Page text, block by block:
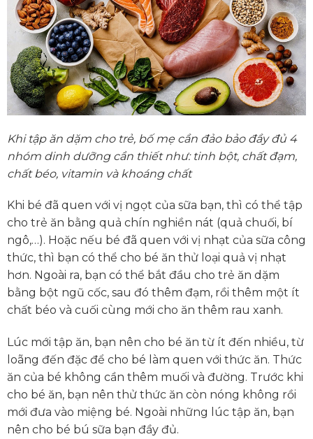
Khi tập ăn dặm cho trẻ, bố mẹ cần đảo bảo đầy đủ 4
nhóm dinh dưỡng cần thiết như: tinh bột, chất đạm,
chất béo, vitamin và khoáng chất
Khi bé đã quen với vị ngọt của sữa bạn, thì có thể tập
cho trẻ ăn bằng quả chín nghiền nát (quả chuối, bí
ngô,…). Hoặc nếu bé đã quen với vị nhạt của sữa công
thức, thì bạn có thể cho bé ăn thử loại quả vị nhạt
hơn. Ngoài ra, bạn có thể bắt đầu cho trẻ ăn dặm
bằng bột ngũ cốc, sau đó thêm đạm, rồi thêm một ít
chất béo và cuối cùng mới cho ăn thêm rau xanh.
Lúc mới tập ăn, bạn nên cho bé ăn từ ít đến nhiều, từ
loãng đến đặc để cho bé làm quen với thức ăn. Thức
ăn của bé không cần thêm muối và đường. Trước khi
cho bé ăn, bạn nên thử thức ăn còn nóng không rồi
mới đưa vào miệng bé. Ngoài những lúc tập ăn, bạn
nên cho bé bú sữa bạn đầy đủ.